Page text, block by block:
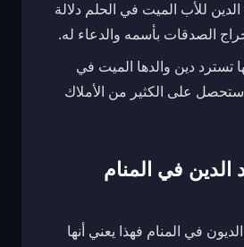
للأب الميت في الحلم دلالة
الصدقات بأسمه والدعاء له.
تسترد دين والدها الميت في
ستحصل على الكثير من الأملاك
في المنام
في المنام فهذا يعني أنها